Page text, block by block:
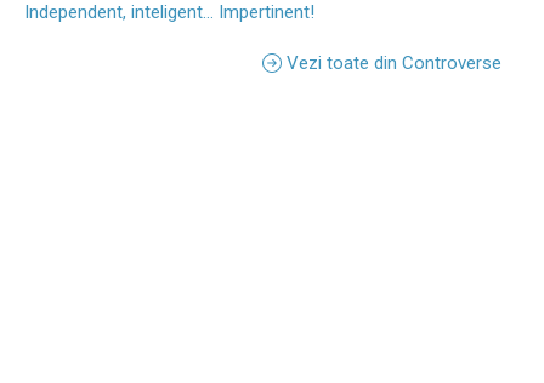
Independent, inteligent... Impertinent!
Vezi toate din Controverse